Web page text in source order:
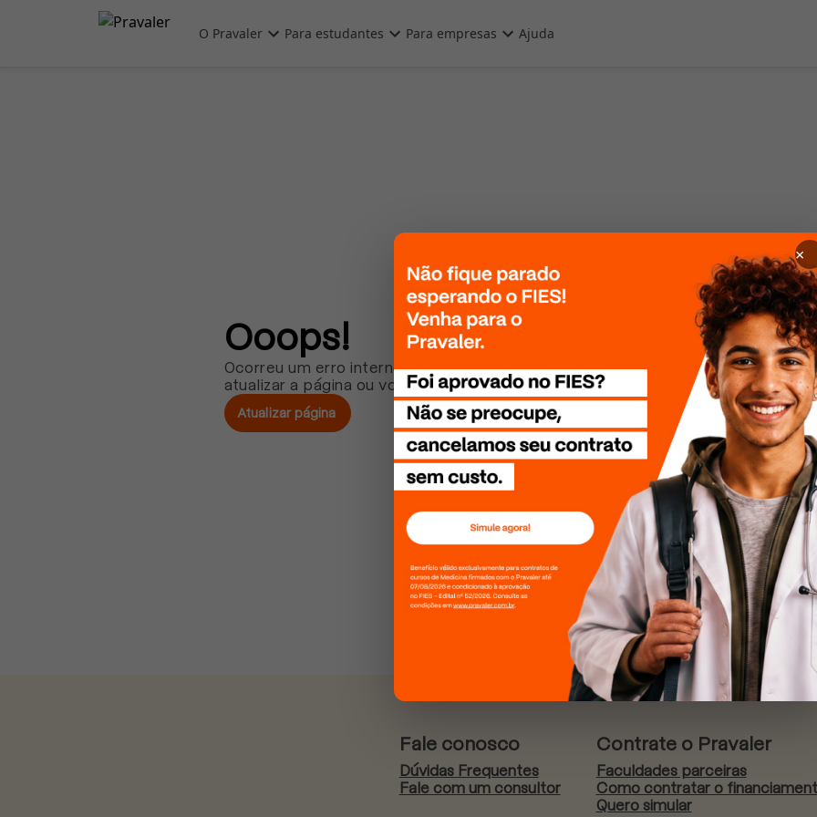
Pular para o conteúdo principal
O Pravaler Para estudantes Para empresas Ajuda
Ooops!
Ocorreu um erro interno. Por favor, tente
atualizar a página ou volte mais tarde!
Atualizar página
Fale conosco
Dúvidas Frequentes
Fale com um consultor
Contrate o Pravaler
Faculdades parceiras
Como contratar o
Quero simular
×